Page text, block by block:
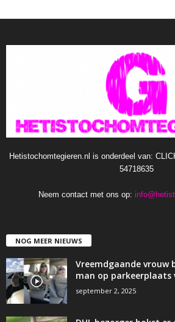
Hetistochomtegieren.nl is onderdeel van:
54718635
Neem contact met ons op:
NOG MEER NIEUWS
Vreemdgaande
man op
september 2, 2025